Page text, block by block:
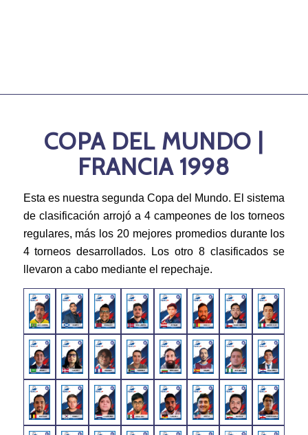
COPA DEL MUNDO |
FRANCIA 1998
Esta es nuestra segunda Copa del Mundo. El sistema
de clasificación arrojó a 4 campeones de los torneos
regulares, más los 20 mejores promedios durante los
4 torneos desarrollados. Los otro 8 clasificados se
llevaron a cabo mediante el repechaje.